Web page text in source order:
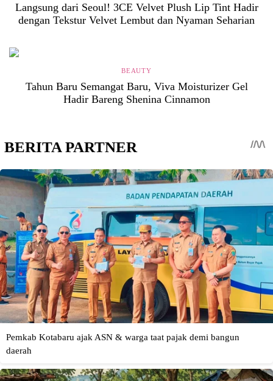
Langsung dari Seoul! 3CE Velvet Plush Lip Tint Hadir
dengan Tekstur Velvet Lembut dan Nyaman Seharian
BEAUTY
Tahun Baru Semangat Baru, Viva Moisturizer Gel
Hadir Bareng Shenina Cinnamon